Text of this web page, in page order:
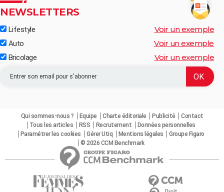
NEWSLETTERS
Lifestyle Voir un exemple
Auto Voir un exemple
Bricolage Voir un exemple
Qui sommes-nous ? Equipe Charte éditoriale Publicité
Contact
Tous les articles
RSS Recrutement
Données personnelles
Paramétrer les cookies
Gérer Utiq Mentions légales
Groupe Figaro
© 2026 CCM Benchmark